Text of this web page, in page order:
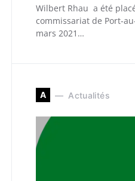
Wilbert Rhau a été
commissariat de Port-
mars 2021…
A Actualités